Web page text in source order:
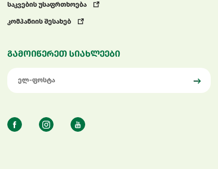
საკვების უსაფრთხოება
კომპანიის შესახებ
გამოიწერეთ სიახლეები